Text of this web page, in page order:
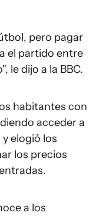
​​pero pagar
el partido entre
le dijo a la BBC.
habitantes con
acceder a
elogió los
los precios
a los